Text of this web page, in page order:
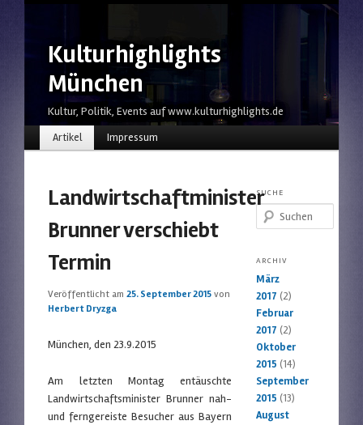
Kulturhighlights
München
Kultur, Politik, Events auf www.kulturhighlights.de
HauptmenüZum Inhalt wechseln
Zum sekundären Inhalt wechseln
Artikel Impressum
Landwirtschaftminister
Brunner verschiebt
Termin
Veröffentlicht am25. September 2015 von
Herbert Dryzga
München, den 23.9.2015
Am letzten Montag entäuschte
Landwirtschaftsminister Brunner nah-
und ferngereiste Besucher aus Bayern
SUCHE
Suchen
ARCHIV
März
2017 (2)
Februar
2017 (2)
Oktober
2015 (14)
September
2015 (13)
August